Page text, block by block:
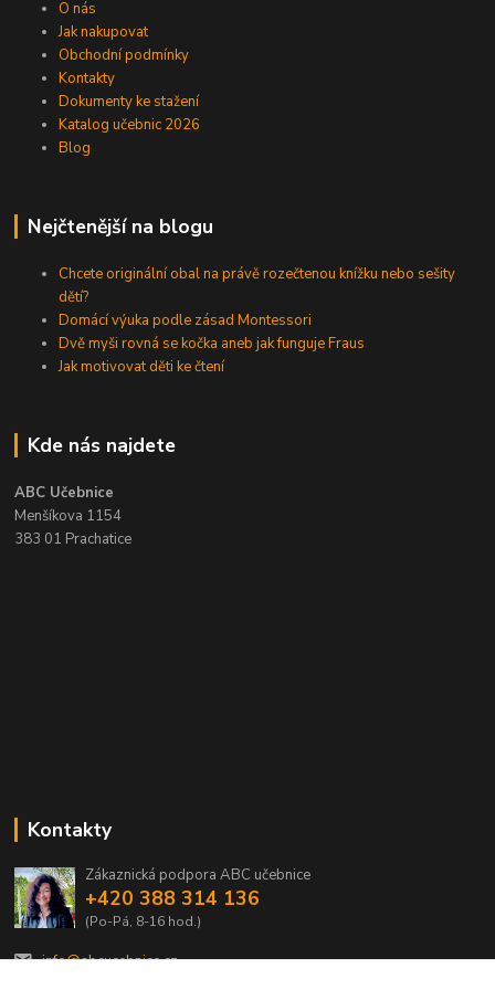
O nás
Jak nakupovat
Obchodní podmínky
Kontakty
Dokumenty ke stažení
Katalog učebnic 2026
Blog
Nejčtenější na blogu
Chcete originální obal na právě rozečtenou knížku nebo sešity
dětí?
Domácí výuka podle zásad Montessori
Dvě myši rovná se kočka aneb jak funguje Fraus
Jak motivovat děti ke čtení
Kde nás najdete
ABC Učebnice
Menšíkova 1154
383 01 Prachatice
Kontakty
Zákaznická podpora ABC učebnice
+420 388 314 136
(Po-Pá, 8-16 hod.)
info@abcucebnice.cz